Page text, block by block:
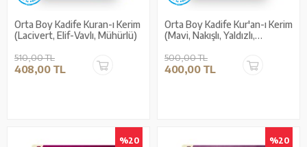
Orta Boy Kadife Kuran-ı Kerim
(Lacivert, Elif-Vavlı, Mühürlü)
510,00 TL
408,00 TL
Orta Boy Kadife Kur'an-ı Kerim
(Mavi, Nakışlı, Yaldızlı,
500,00 TL
400,00 TL
%20 %20